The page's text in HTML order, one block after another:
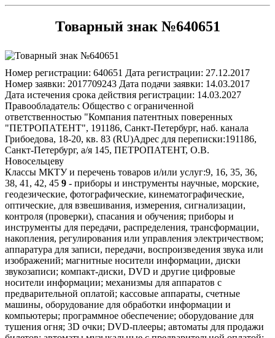
Товарный знак №640651
Номер регистрации: 640651 Дата регистрации: 27.12.2017
Номер заявки: 2017709243 Дата подачи заявки: 14.03.2017
Дата истечения срока действия регистрации: 14.03.2027
Правообладатель: Общество с ограниченной
ответственностью "Компания патентных поверенных
"ПЕТРОПАТЕНТ", 191186, Санкт-Петербург, наб. канала
Грибоедова, 18-20, кв. 83 (RU)Адрес для переписки:191186,
Санкт-Петербург, а/я 145, ПЕТРОПАТЕНТ, О.В.
Новосельцеву
Классы МКТУ и перечень товаров и/или услуг:9, 16, 35, 36,
38, 41, 42, 45 9 - приборы и инструменты научные, морские, геодезические, фотографические, кинематографические, оптические, для взвешивания, измерения, сигнализации, контроля (проверки), спасания и обучения; приборы и инструменты для передачи, распределения, трансформации, накопления, регулирования или управления электричеством; аппаратура для записи, передачи, воспроизведения звука или изображений; магнитные носители информации, диски звукозаписи; компакт-диски, DVD и другие цифровые носители информации; механизмы для аппаратов с предварительной оплатой; кассовые аппараты, счетные машины, оборудование для обработки информации и компьютеры; программное обеспечение; оборудование для тушения огня; 3D очки; DVD-плееры; автоматы для продажи билетов; автоматы музыкальные с предварительной оплатой; автомобили пожарные; автоответчики телефонные; адаптеры электрические; аккумуляторы для электронных сигарет; аккумуляторы электрические; аккумуляторы электрические для транспортных средств; акселерометры; актинометры; алидады; альтиметры; амперметры; анемометры; аноды; антенны; антикатоды; апертометры [оптические]; аппаратура высокочастотная; аппаратура для анализов, за исключением медицинской; аппаратура для дистанционного управления железнодорожными стрелками электродинамическая; аппаратура для дистанционного управления сигналами электродинамическая; аппаратура для дистанционного управления; аппаратура для наблюдения и контроля электрическая; аппаратура звукозаписывающая; аппараты глобальной системы позиционирования [GPS]; аппараты дистилляционные для научных целей; аппараты дифракционные [микроскопия]; аппараты для анализа состава воздуха; аппараты для контроля оплаты почтовыми марками; аппараты для передачи звука; аппараты для ферментации [приборы лабораторные]; аппараты дыхательные для подводного плавания; аппараты дыхательные, за исключением аппаратов искусственного дыхания; аппараты и установки для генерации рентгеновского излучения, за исключением используемых в медицине; аппараты коммутационные электрические; аппараты переговорные; аппараты перегонные лабораторные; аппараты проекционные; аппараты противопожарные; аппараты рентгеновские для промышленных целей; аппараты рентгеновские, за исключением используемых для медицинских целей; аппараты светокопировальные; аппараты светосигнальные [проблесковые]; аппараты стереоскопические; аппараты телефонные; аппараты факсимильные; аппараты фототелеграфные; аппараты электрические для дистанционного зажигания; ареометры для кислот / ацидометры; ареометры для определения плотности соляных растворов; ацидометры для аккумуляторных батарей; аэрометры; бакены светящиеся / буи светящиеся; банки аккумуляторов; барометры; батареи анодные; батареи гальванических элементов; батареи для систем зажигания; батареи солнечные; батареи солнечные для производства электроэнергии; батареи электрические; безмены [весы]; бетатроны; бинокли; биочипы; бирки для товаров электронные; бленды объективов светозащитные; блоки магнитной ленты для компьютеров; блоки памяти для компьютеров; брандспойты; браслеты идентификационные магнитные; браслеты электронные [измерительные инструменты]; брезент для спасательных работ; брелоки электронные для дистанционного управления; бронежилеты; буи сигнальные; буи спасательные; буи указательные; буссоли / компасы; вакуумметры; ванны электролитические; вариометры; верньеры / нониусы; весы; весы детские; весы для ванной комнаты; весы конторские для писем; весы платформенные; весы прецизионные; весы с анализатором массы тела; вехи [геодезические инструменты] / рейки нивелирные [геодезические инструменты]; видеокамеры; видеокамеры для слежения за ребенком / видео-няни; видеокассеты; видеотелефоны; видеоэкраны; видоискатели для фотоаппаратов; вилки штепсельные [электрические соединения] / розетки штепсельные [электрические соединения] / соединения штепсельные электрические]; винты микрометрические для оптических приборов и инструментов; вискозиметры; включатели электроцепи; волномеры; вольтметры; вывески механические / знаки механические; вывески светящиеся / знаки светящиеся; выключатели закрытые [электрические]; выпрямители тока; газоанализаторы; газометры [измерительные инструменты]; гальванометры; гарнитуры беспроводные для телефонов; гелиографы; гигрометры; гидрометры; гири; глазки [увеличительные линзы] дверные оптические; голограммы; графопостроители; громкоговорители; грузы для зондов / грузы для лотов; грузы для отвесов; дальномеры; денсиметры; денситометры; детали оптические; детекторы; детекторы дыма; детекторы инфракрасные; детекторы фальшивых монет; джойстики для компьютеров, за исключением предназначенных для видеоигр; диапозитивы [фотография]; диаскопы; диафрагмы [фотография]; диктофоны; динамометры; диоды светоизлучающие [СИД]; дискеты; диски магнитные; диски оптические; диски счетные / круги логарифмические / линейки логарифмические круговые; дисководы для компьютеров; дисководы с автоматической сменой дисков для компьютеров; ДНК-чипы; доски интерактивные электронные; доски объявлений электронные; жилеты пуленепробиваемые; жилеты спасательные; жилеты спасательные светоотражающие; жилы идентификационные для электрических проводов; зажимы носовые для пловцов и ныряльщиков; замки электрические; звонки [устройства тревожной сигнализации]; звонки аварийные электрические; звонки дверные электрические; звонки сигнальные; звуковые интерфейсы; звукопроводы; зеркала для осмотровых работ; знаки дорожные светящиеся или механические; зонды глубоководные; зонды для научных исследований; зуммеры; иглы для геодезических компасов; иглы для проигрывателей; измерители; измерители давления; имитаторы для управления или проверки транспортных средств; инверторы [электрические]; индикаторы давления; индикаторы температурные; инкубаторы для бактериальных культур; инструменты измерительные; инструменты космографические; инструменты математические; инструменты нивелирования; инструменты с оптическими окулярами; инструменты топографические; инструменты угломерные; интерфейсы для компьютеров; ионизаторы, за исключением используемых для обработки воздуха или воды; искрогасители; кабели коаксиальные; кабели оптико-волоконные; кабели электрические; калибры; калибры раздвижные; калибры резьбовые; калориметры; калькуляторы; калькуляторы карманные; камеры декомпрессионные; камеры киносъемочные; камеры тепловизионные; каппы спортивные; капсулы спасательные для стихийных бедствий; карандаши электронные [элементы дисплеев]; каркасы электрических катушек; карточки идентификационные магнитные; картриджи для видеоигр; картриджи пустые для принтеров и фотокопировальных аппаратов; карты памяти для видеоигровых устройств; карты с магнитным кодом; каски для верховой езды; каски защитные / шлемы защитные; кассеты для фотопластинок; кассы-автоматы; катоды; катушки [фотография]; катушки индуктивности [обмотки]; катушки электрические; катушки электромагнитов; кинопленки экспонированные; клавиатуры компьютеров; клапаны соленоидные [электромагнитные переключатели]; клеммы [электричество]; ключ-карты закодированные; книги электронные; книжки записные электронные; кнопки для звонков; коврики для <мыши>; кодеры магнитные; козырьки светозащитные; коллекторы электрические; кольца калибровочные; кольца электронные; комбинезоны специальные защитные для летчиков; коммутаторы; компакт-диски [аудио-видео]; компакт-диски [неперезаписываемые]; компараторы; компасы морские; компьютеры персональные переносные; компьютеры планшетные; компьютеры портативные; конденсаторы электрические; контакты электрические; конусы для указания направления ветра; конусы дорожные сигнальные; коробки ответвительные [электричество]; коробки распределительные [электричество]; коробки соединительные [электричество]; коробки соединительные линейные [электрические]; корпуса аккумуляторов электрических; корпуса громкоговорителей; костюмы для подводного погружения; кристаллы галеновые [детекторы]; круги светоотражающие, прикрепляемые к одежде, для предупреждения транспортных аварий; крышки защитные для штепсельных розеток; лаги [измерительные инструменты]; лазеры, за исключением используемых в медицинских целях; лактоденсиметры; лактометры; лампы вакуумные [радио]; лампы для фотолабораторий; лампы термоэлектронные; лампы усилительные электронные; лампы-вспышки [фотография]; ленты для чистки считывающих головок; ленты магнитные; ленты магнитные для видеозаписи; ленты мерные; лестницы спасательные пожарные; линейки [инструменты измерительные]; линейки квадратные измерительные; линейки логарифмические; линзы контактные; линзы корректирующие [оптика]; линзы насадочные / макролинзы; линзы оптические; линзы-конденсоры; лини лотов; линии магистральные электрические; ложки мерные; лупы [оптика]; лупы ткацкие; магниты; магниты декоративные; манекены для краш-тестов; манекены для тренировки в оказании помощи [приборы для обучения]; манипуляторы типа <мышь> [периферийное оборудование]; манометры; маркеры безопасности [средства шифрования]; маски для подводного погружения; маски для сварщиков; маски защитные; маски респираторные, за исключением используемых для искусственного дыхания; материалы для линий электропередач [провода, кабели]; машины для подсчета голосов во время выборов; машины для подсчета и сортировки денег; машины и приборы для испытания материалов; мебель специальная для лабораторий; мегафоны; медиаплееры портативные; мембраны [акустика]; мембраны для научной аппаратуры; металлодетекторы для промышленных или военных целей; метеостанции цифровые; метрономы; метры [измерительные инструменты]; метры для плотничьих работ; метры портновские; механизмы для автоматов с предварительной оплатой; механизмы для аппаратов, приводимых в действие жетонами; механизмы предварительной оплаты для телевизоров; механизмы спусковые затворов [фотография]; микрометры; микропроцессоры; микроскопы; микротомы; микрофоны; микшеры звуковые; модемы; молниеотводы; мониторы [компьютерное оборудование]; мониторы [программы для компьютеров]; моноподы [штативы ручные]; муфты концевые [эл